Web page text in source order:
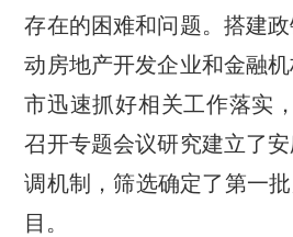
存在的困难和问题。搭建
动房地产开发企业和金融
市迅速抓好相关工作落实
召开专题会议研究建立了
调机制，筛选确定了第一
目。